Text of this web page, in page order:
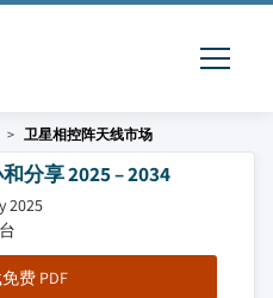
卫星相控阵天线市场
分享 2025 – 2034
2025
费 PDF